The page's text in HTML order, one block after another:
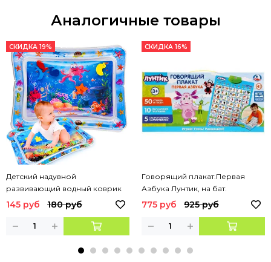
Аналогичные товары
СКИДКА 19%
Детский надувной
развивающий водный коврик
аквариум
145 руб 180 руб
СКИДКА 16%
Говорящий плакат.Первая
Азбука Лунтик, на бат.
руссифиц. 50 стихов,5
775 руб 925 руб